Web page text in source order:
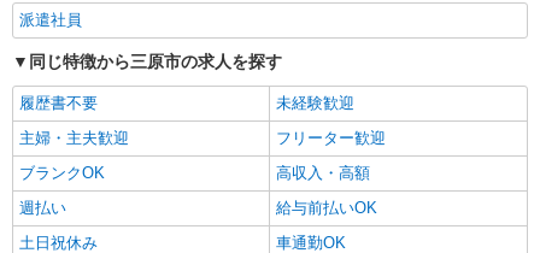
派遣社員
同じ特徴から三原市の求人を探す
履歴書不要
未経験歓迎
主婦・主夫歓迎
フリーター歓迎
ブランクOK
高収入・高額
週払い
給与前払いOK
土日祝休み
車通勤OK